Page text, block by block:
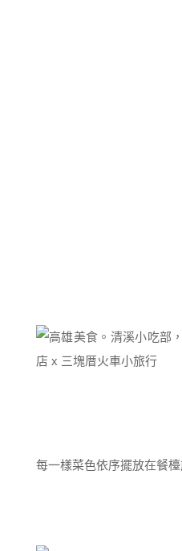
每一樣菜色依序擺放在餐